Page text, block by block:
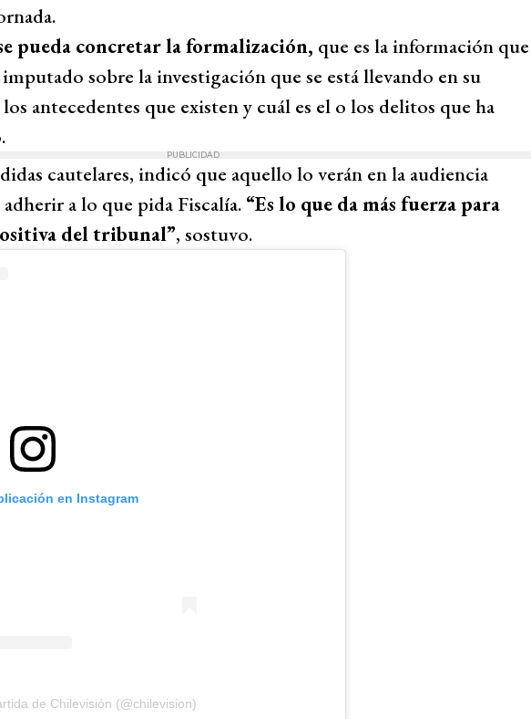
pueda concretar la formalización, que es la información que
sobre la investigación que se está llevando en su
antecedentes que existen y cuál es el o los delitos que ha
PUBLICIDAD
cautelares, indicó que aquello lo verán en la audiencia
a lo que pida Fiscalía. “Es lo que da más fuerza para
del tribunal”, sostuvo.
en Instagram
de Chilevisión (@chilevision)